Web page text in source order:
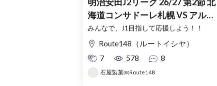
明治安田J2リーグ 26/27 第2節 北
海道コンサドーレ札幌 VS アルビ
レックス新潟 パブリックビュー
イング in Route148
みんなで、J1目指して応援しよう！！
Route148（ルートイシヤ）
7
578 8
石屋製菓㈱Route148